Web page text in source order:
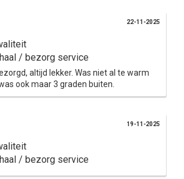
/ bezorg service
altijd lekker. Was niet al te warm
ook maar 3 graden buiten.
22-11-2025
/ bezorg service
19-11-2025